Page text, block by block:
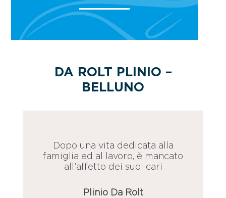
DA ROLT PLINIO –
BELLUNO
Dopo una vita dedicata alla
famiglia ed al lavoro, è mancato
all’affetto dei suoi cari
Plinio Da Rolt